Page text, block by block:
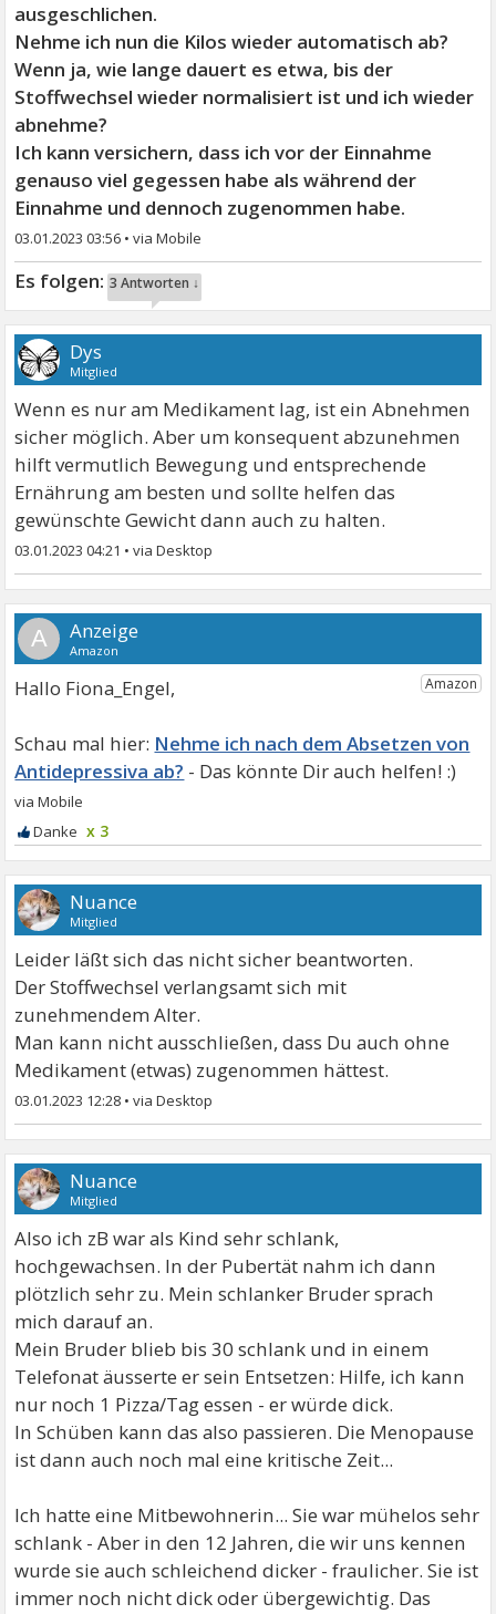
ausgeschlichen.
Nehme ich nun die Kilos wieder automatisch ab?
Wenn ja, wie lange dauert es etwa, bis der
Stoffwechsel wieder normalisiert ist und ich wieder
abnehme?
Ich kann versichern, dass ich vor der Einnahme
genauso viel gegessen habe als während der
Einnahme und dennoch zugenommen habe.
03.01.2023 03:56 •
3 Antworten ↓
Dys
Mitglied
Wenn es nur am Medikament lag, ist ein Abnehmen
sicher möglich. Aber um konsequent abzunehmen
hilft vermutlich Bewegung und entsprechende
Ernährung am besten und sollte helfen das
gewünschte Gewicht dann auch zu halten.
03.01.2023 04:21 •
A
Hallo Fiona_Engel,
Nehme ich nach dem Absetzen von
Antidepressiva ab?
x 3
Nuance
Mitglied
Leider läßt sich das nicht sicher beantworten.
Der Stoffwechsel verlangsamt sich mit
zunehmendem Alter.
Man kann nicht ausschließen, dass Du auch ohne
Medikament (etwas) zugenommen hättest.
03.01.2023 12:28 •
Nuance
Mitglied
Also ich zB war als Kind sehr schlank,
hochgewachsen. In der Pubertät nahm ich dann
plötzlich sehr zu. Mein schlanker Bruder sprach
mich darauf an.
Mein Bruder blieb bis 30 schlank und in einem
Telefonat äusserte er sein Entsetzen: Hilfe, ich kann
nur noch 1 Pizza/Tag essen - er würde dick.
In Schüben kann das also passieren. Die Menopause
ist dann auch noch mal eine kritische Zeit...
Ich hatte eine Mitbewohnerin... Sie war mühelos sehr
schlank - Aber in den 12 Jahren, die wir uns kennen
wurde sie auch schleichend dicker - fraulicher. Sie ist
immer noch nicht dick oder übergewichtig. Das